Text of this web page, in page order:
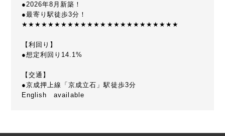
●2026年8月新築！
●最寄り駅徒歩3分！
★★★★★★★★★★★★★★★★★★★★★★★★
【利回り】
●想定利回り14.1%
【交通】
●京成押上線「京成立石」駅徒歩3分
English available